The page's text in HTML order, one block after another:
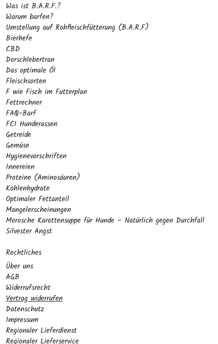
Was ist B.A.R.F.?
Warum barfen?
Umstellung auf Rohfleischfütterung (B.A.R.F)
Bierhefe
CBD
Dorschlebertran
Das optimale Öl
Fleischsorten
F wie Fisch im Futterplan
Fettrechner
FAQ-Barf
FCI Hunderassen
Getreide
Gemüse
Hygienevorschriften
Innereien
Proteine (Aminosäuren)
Kohlenhydrate
Optimaler Fettanteil
Mangelerscheinungen
Morosche Karottensuppe für Hunde – Natürlich gegen Durchfall
Silvester Angst
Rechtliches
Über uns
AGB
Widerrufsrecht
Vertrag widerrufen
Datenschutz
Impressum
Regionaler Lieferdienst
Regionaler Lieferservice